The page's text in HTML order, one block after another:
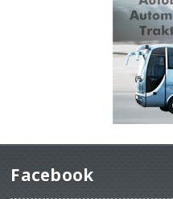
Facebook